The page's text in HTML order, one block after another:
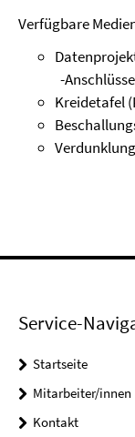
Verfügbare
-
Kreidetafel
Service-
Startseite
Mitarbeiter/innen
Kontakt